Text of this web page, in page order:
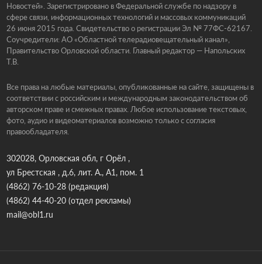
Новостей». Зарегистрировано в Федеральной службе по надзору в
сфере связи, информационных технологий и массовых коммуникаций
26 июня 2015 года. Свидетельство о регистрации Эл № 77ФС-62167.
Соучредители: АО «Областной телерадиовещательный канал»,
Правительство Орловской области. Главный редактор — Напольских
Т.В.
Все права на любые материалы, опубликованные на сайте, защищены в
соответствии с российским и международным законодательством об
авторском праве и смежных правах. Любое использование текстовых,
фото, аудио и видеоматериалов возможно только с согласия
правообладателя.
302028, Орловская обл, г Орёл ,
ул Брестская , д.6, лит. А., А1, пом. 1
(4862) 76-10-28(редакция)
(4862) 44-40-20(отдел рекламы)
mail@obl1.ru